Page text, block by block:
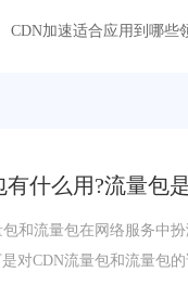
CDN加速适合应用到哪些
有什么用?流量包
流量包在网络服务中扮
是对CDN流量包和流量